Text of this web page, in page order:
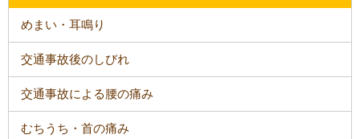
めまい・耳鳴り
交通事故後のしびれ
交通事故による腰の痛み
むちうち・首の痛み